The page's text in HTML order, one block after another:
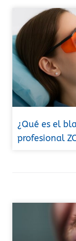
¿Qué es el
profesional